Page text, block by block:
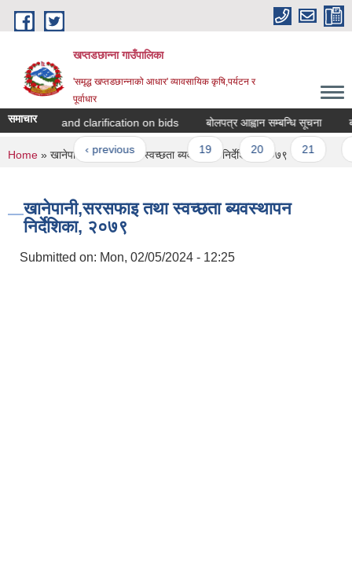
Skip to main content
खप्तडछान्ना गाउँपालिका
'समृद्ध खप्तडछान्नाको आधार' व्यावसायिक कृषि,पर्यटन र
पूर्वाधार
समाचार and clarification on bids बोलपत्र आह्वान सम्बन्धि सूचना
« first ‹ previous … 19 20
You are here
Home » खानेपानी,सरसफाइ तथा स्वच्छता ब्यवस्थापन निर्देशिका, २०७९
खानेपानी,सरसफाइ तथा स्वच्छता ब्यवस्थापन
निर्देशिका, २०७९
Submitted on: Mon, 02/05/2024 - 12:25